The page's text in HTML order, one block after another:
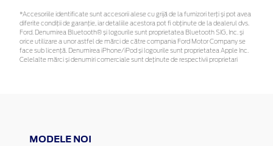
*Accesoriile identificate sunt accesorii alese cu grijă de la furnizori terți și pot avea
diferite condiții de garanție, iar detaliile acestora pot fi obținute de la dealerul dvs.
Ford. Denumirea Bluetooth® și logourile sunt proprietatea Bluetooth SIG, Inc. și
orice utilizare a unor astfel de mărci de către compania Ford Motor Company se
face sub licență. Denumirea iPhone/iPod și logourile sunt proprietatea Apple Inc.
Celelalte mărci și denumiri comerciale sunt deținute de respectivii proprietari
MODELE NOI